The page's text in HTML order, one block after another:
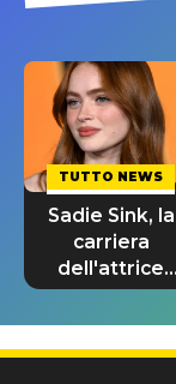
TUTTO NEWS
Sadie Sink, la
carriera
dell'attrice
da Stranger
Things a
Spider-Man